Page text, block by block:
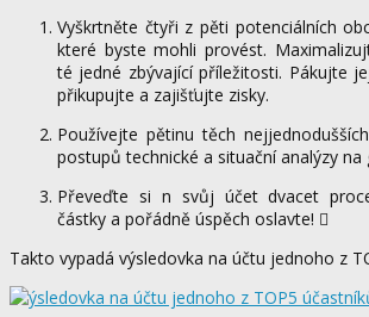
Vyškrtněte čtyři z pěti potenciálních
které byste mohli provést.
té jedné zbývající příležitosti. Pákujte
přikupujte a zajišťujte zisky.
Používejte pětinu těch
postupů technické a situační analýzy na
Převeďte si n svůj účet dvacet
částky a pořádně úspěch oslavte! 
Takto vypadá výsledovka na účtu jednoho z